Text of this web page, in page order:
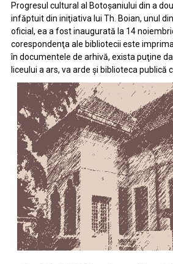
Progresul cultural al Botoşaniului din a
infăptuit din iniţiativa lui Th. Boian, unul
oficial, ea a fost inaugurată la 14
corespondenţa ale bibliotecii este
în documentele de arhivă, exista puţine
liceului a ars, va arde şi biblioteca